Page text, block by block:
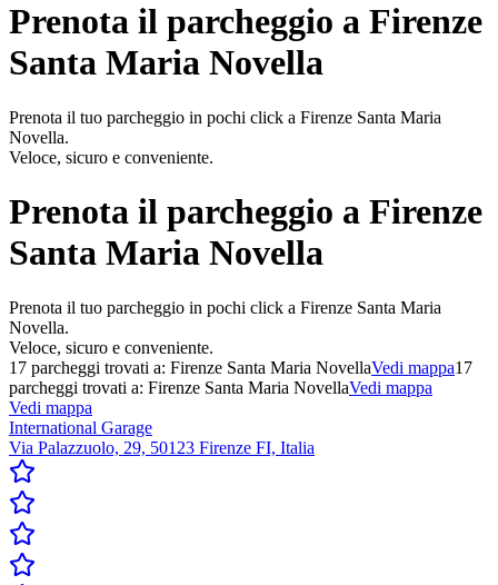
Prenota il parcheggio a Firenze
Santa Maria Novella
Prenota il tuo parcheggio in pochi click a Firenze Santa Maria
Novella.
Veloce, sicuro e conveniente.
Prenota il parcheggio a Firenze
Santa Maria Novella
Prenota il tuo parcheggio in pochi click a Firenze Santa Maria
Novella.
Veloce, sicuro e conveniente.
17 parcheggi trovati a: Firenze Santa Maria NovellaVedi mappa17
parcheggi trovati a: Firenze Santa Maria NovellaVedi mappa
Vedi mappa
International Garage
Via Palazzuolo, 29, 50123 Firenze FI, Italia